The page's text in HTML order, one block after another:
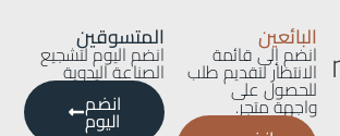
البائعين
انضم إلى قائمة
الانتظار لتقديم طلب
للحصول على
واجهة متجر.
المتسوقين
انضم اليوم لتشجيع
الصناعة اليدوية
انضم
اليوم